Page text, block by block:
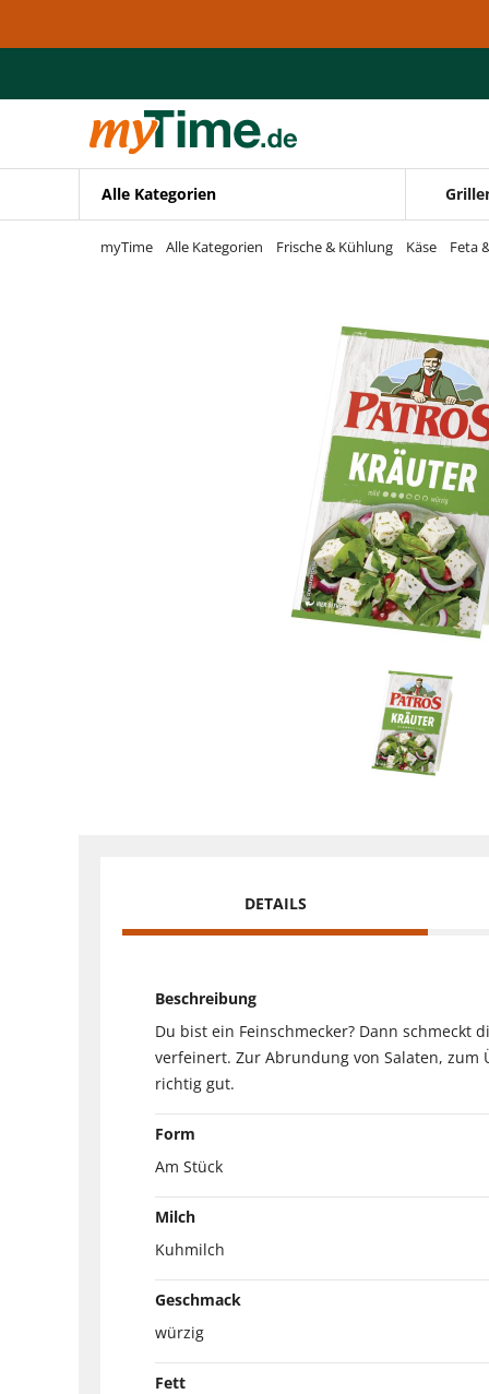
Zur Navigation springen
Alle Kategorien
myTime Alle Kategorien Frische & Kühlung Käse Feta
DETAILS
Beschreibung
Du bist ein Feinschmecker? Dann
verfeinert. Zur Abrundung von Salaten, zum
richtig gut.
Form
Am Stück
Milch
Kuhmilch
Geschmack
würzig
Fett